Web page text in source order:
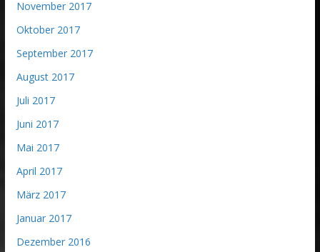
November 2017
Oktober 2017
September 2017
August 2017
Juli 2017
Juni 2017
Mai 2017
April 2017
März 2017
Januar 2017
Dezember 2016